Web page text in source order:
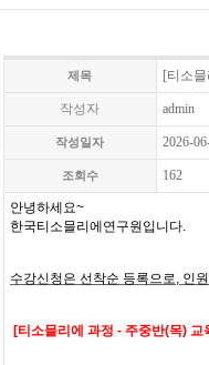
제목 [티소
작성자 admin
작성일자 2026-
조회수 162
안녕하세요~
한국티소믈리에연구원입니다.
수강신청은 선착순 등록으로, 인
[티소믈리에 과정 - 주중반(목) 교